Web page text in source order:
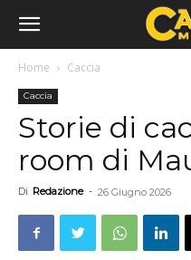
Home Caccia
Caccia
Storie di
room di
Di Redazione - 26 Giugno 2026